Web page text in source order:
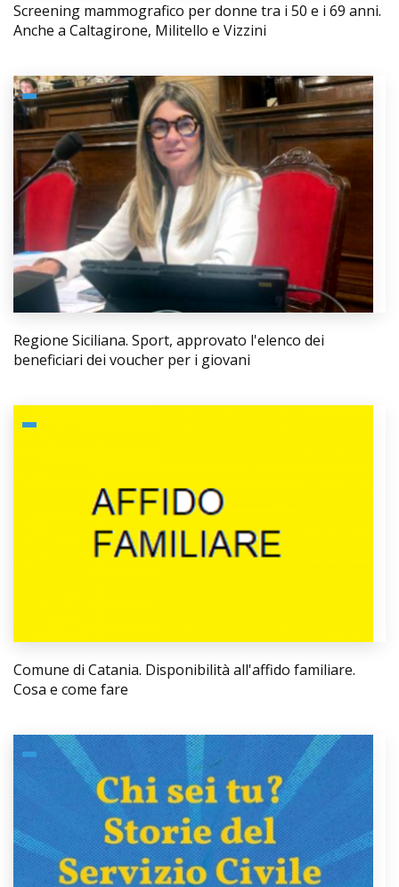
Screening mammografico per donne tra i 50 e i 69 anni.
Anche a Caltagirone, Militello e Vizzini
Regione Siciliana. Sport, approvato l'elenco dei
beneficiari dei voucher per i giovani
Comune di Catania. Disponibilità all'affido familiare.
Cosa e come fare